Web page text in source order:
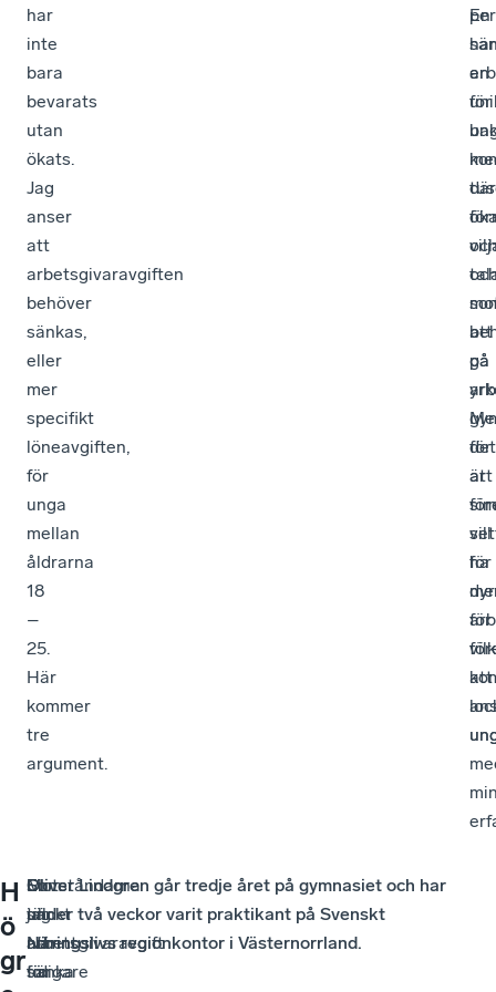
har
inte
bara
bevarats
utan
ökats.
Jag
anser
att
arbetsgivaravgiften
behöver
sänkas,
eller
mer
specifikt
löneavgiften,
för
unga
mellan
åldrarna
18
–
25.
Här
kommer
tre
argument.
har
en
på
det
är
för
för
att
En
för
att
gå
för
att
vill
ha
H
ö
gr
Som
jag
nämnt
tidigare
Motståndarna
till
att
sänka
En
sänkt
arbetsgivaravgift
för
Oliver Lindgren går tredje året på gymnasiet och har
under två veckor varit praktikant på Svenskt
Näringslivs regionkontor i Västernorrland.